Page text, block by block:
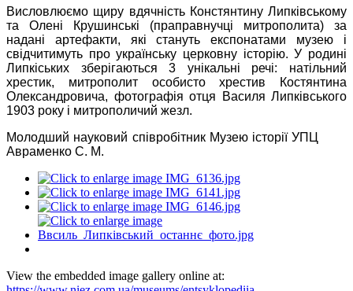
Висловлюємо щиру вдячність Констянтину Липківському
та Олені Крушинські (праправнучці митрополита) за
надані артефакти, які стануть експонатами музею і
свідчитимуть про українську церковну історію. У родині
Липкіських зберігаються 3 унікальні речі: натільний
хрестик, митрополит особисто хрестив Костянтина
Олександровича, фотографія отця Василя Липківського
1903 року і митрополичий жезл.
Молодший науковий співробітник Музею історії УПЦ
Авраменко С. М.
View the embedded image gallery online at: